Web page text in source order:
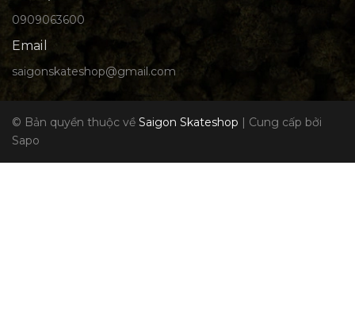
0909063600
Email
saigonskateshop@gmail.com
© Bản quyền thuộc về Saigon Skateshop | Cung cấp bởi
Sapo